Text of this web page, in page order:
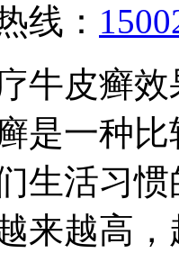
线：
牛皮癣
是一种
生活习
来越高，